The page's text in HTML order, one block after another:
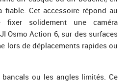
fiable. Cet accessoire répond au
fixer solidement une caméra
Osmo Action 6, sur des surfaces
lors de déplacements rapides ou
ou les angles limités. Ce